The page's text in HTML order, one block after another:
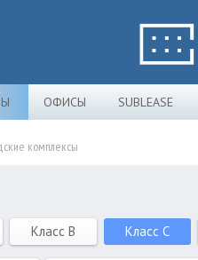
ОФИСЫ SUBLEASE
комплексы
Класс B Класс C